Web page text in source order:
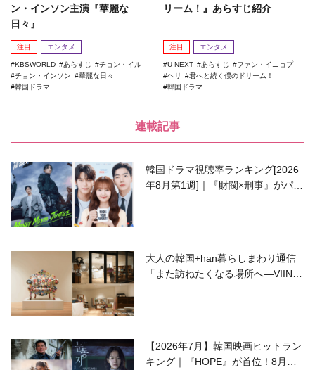
ン・インソン主演『華麗な
日々』
注目 エンタメ
KBSWORLD あらすじ
チョン・イル
チョン・インソン
華麗な日々
韓国ドラマ
リーム！』あらすじ紹介
注目 エンタメ
U-NEXT あらすじ
ファン・イニョプ
ヘリ
君へと続く僕のドリーム！
韓国ドラマ
連載記事
韓国ドラマ視聴率ランキング[2026
年8月第1週]｜『財閥×刑事』がパワ
大人の韓国+han暮らしまわり通信
「また訪ねたくなる場所へ―VIIN C
【2026年7月】韓国映画ヒットラン
キング｜『HOPE』が首位！8月公